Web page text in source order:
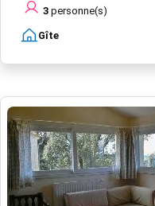
3 personne(s)
Gîte